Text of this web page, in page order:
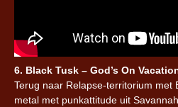
6. Black Tusk – God’s On
Terug naar Relapse-territorium met
metal met punkattitude uit